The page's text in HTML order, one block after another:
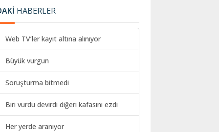
HABERLER
Web TV’ler kayıt altına alınıyor
Büyük vurgun
Soruşturma bitmedi
Biri vurdu devirdi diğeri kafasını ezdi
Her yerde aranıyor